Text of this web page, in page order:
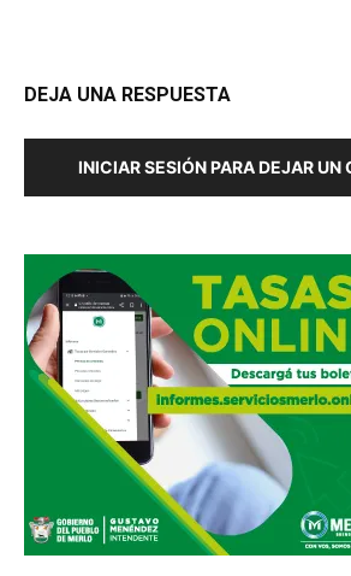
DEJA UNA RESPUESTA
INICIAR SESIÓN PARA DEJAR UN